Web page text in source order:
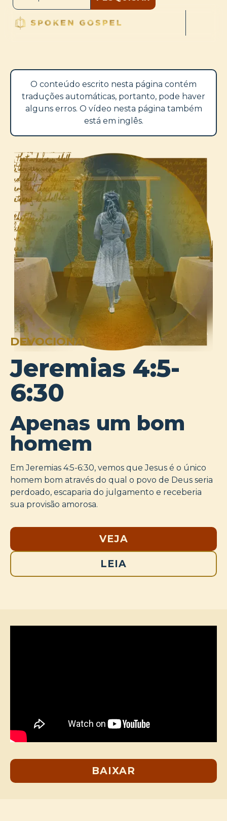
O conteúdo escrito nesta página contém
traduções automáticas, portanto, pode haver
alguns erros. O vídeo nesta página também
está em inglês.
DEVOCIONAL
Jeremias 4:5-
6:30
Apenas um bom
homem
Em Jeremias 4:5-6:30, vemos que Jesus é o único
homem bom através do qual o povo de Deus seria
perdoado, escaparia do julgamento e receberia
sua provisão amorosa.
VEJA
LEIA
BAIXAR